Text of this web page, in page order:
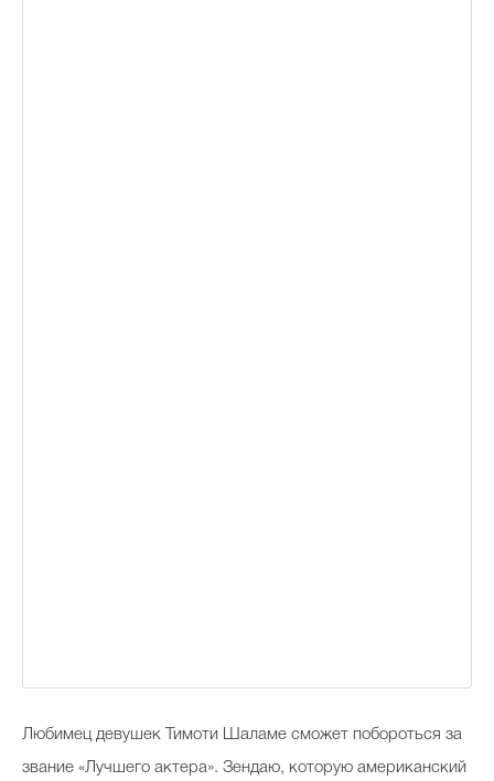
Любимец девушек Тимоти Шаламе сможет побороться за
звание «Лучшего актера». Зендаю, которую американский